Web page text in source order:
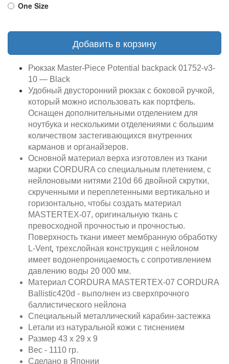
One Size
Добавить в корзину
Рюкзак Master-Piece Potential backpack 01752-v3-
10 — Black
Удобный двусторонний рюкзак с боковой ручкой,
который можно использовать как портфель.
Оснащен дополнительными отделением для
ноутбука и несколькими отделениями с большим
количеством застегивающихся внутренних
карманов и органайзеров.
Основной материал верха изготовлен из ткани
марки CORDURA со специальным плетением, с
нейлоновыми нитями 210d 66 двойной скрутки,
скрученными и переплетенными вертикально и
горизонтально, чтобы создать материал
MASTERTEX-07, оригинальную ткань с
превосходной прочностью и прочностью.
Поверхность ткани имеет мембранную обработку
L-Vent, трехслойная конструкция с нейлоном
имеет водонепроницаемость с сопротивлением
давлению воды 20 000 мм.
Материал CORDURA MASTERTEX-07 CORDURA
Ballistic420d - выполнен из сверхпрочного
баллистического нейлона
Специальный металлический карабин-застежка
Lетали из натуральной кожи с тиснением
Размер 43 х 29 х 9
Вес - 1110 гр.
Сделано в Японии